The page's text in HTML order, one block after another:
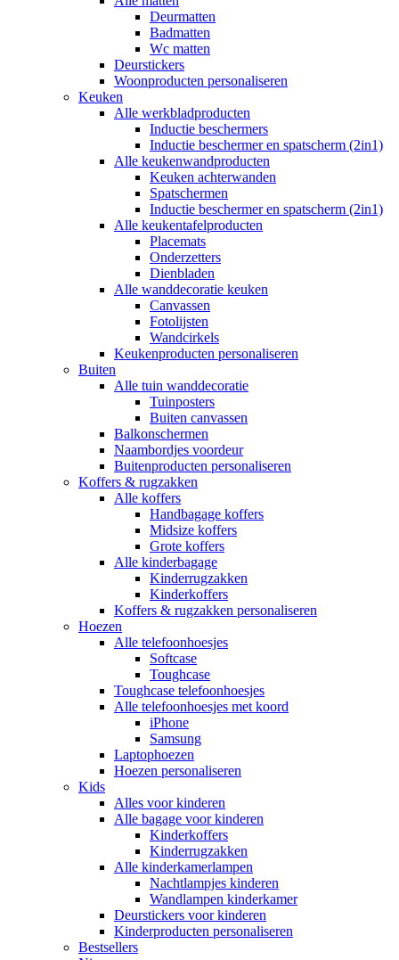
Deurmatten
Badmatten
Wc matten
Deurstickers
Woonproducten personaliseren
Keuken
Alle werkbladproducten
Inductie beschermers
Inductie beschermer en spatscherm (2in1)
Alle keukenwandproducten
Keuken achterwanden
Spatschermen
Inductie beschermer en spatscherm (2in1)
Alle keukentafelproducten
Placemats
Onderzetters
Dienbladen
Alle wanddecoratie keuken
Canvassen
Fotolijsten
Wandcirkels
Keukenproducten personaliseren
Buiten
Alle tuin wanddecoratie
Tuinposters
Buiten canvassen
Balkonschermen
Naambordjes voordeur
Buitenproducten personaliseren
Koffers & rugzakken
Alle koffers
Handbagage koffers
Midsize koffers
Grote koffers
Alle kinderbagage
Kinderrugzakken
Kinderkoffers
Koffers & rugzakken personaliseren
Hoezen
Alle telefoonhoesjes
Softcase
Toughcase
Toughcase telefoonhoesjes
Alle telefoonhoesjes met koord
iPhone
Samsung
Laptophoezen
Hoezen personaliseren
Kids
Alles voor kinderen
Alle bagage voor kinderen
Kinderkoffers
Kinderrugzakken
Alle kinderkamerlampen
Nachtlampjes kinderen
Wandlampen kinderkamer
Deurstickers voor kinderen
Kinderproducten personaliseren
Bestsellers